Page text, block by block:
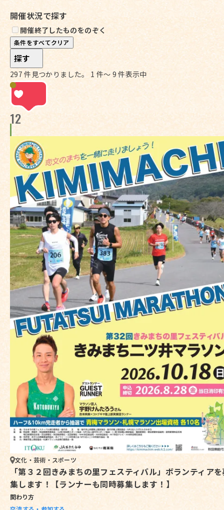
開催状況で探す
開催終了したものをのぞく
条件をすべてクリア
探す
297 件見つかりました。 1 件～ 9 件表示中
12
文化・芸術・スポーツ
「第３２回きみまちの里フェスティバル」ボランティア
集します！【ランナーも同時募集します！】
関わり方